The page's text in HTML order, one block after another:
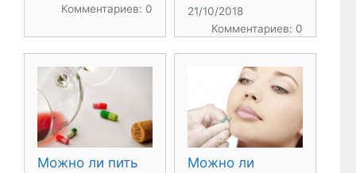
Комментариев: 0
21/10/2018
Комментариев: 0
Можно ли пить
Можно ли